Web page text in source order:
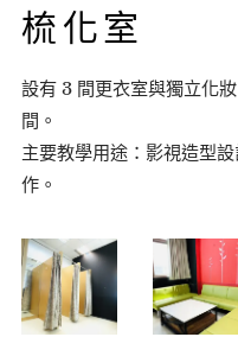
梳化室
設有 3 間更衣室與獨立化
間。
主要教學用途：影視造型
作。